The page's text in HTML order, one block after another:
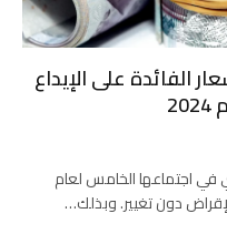
الفائدة على الإيداع
في اجتماعها الخامس لعام